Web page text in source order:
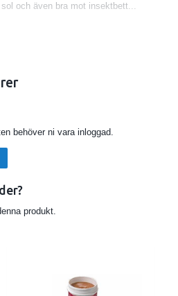
och även bra mot insektbett...
behöver ni vara inloggad.
produkt.